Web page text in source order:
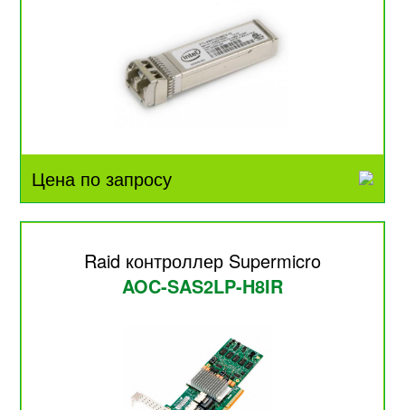
Цена по запросу
Raid контроллер Supermicro
AOC-SAS2LP-H8IR